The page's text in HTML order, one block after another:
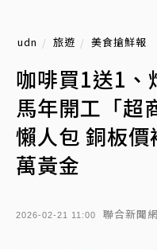
udn 旅遊 美食搶鮮報
咖啡買1送1、
馬年開工「超
懶人包 銅板
萬黃金
2026-02-21 11:00 聯合新聞